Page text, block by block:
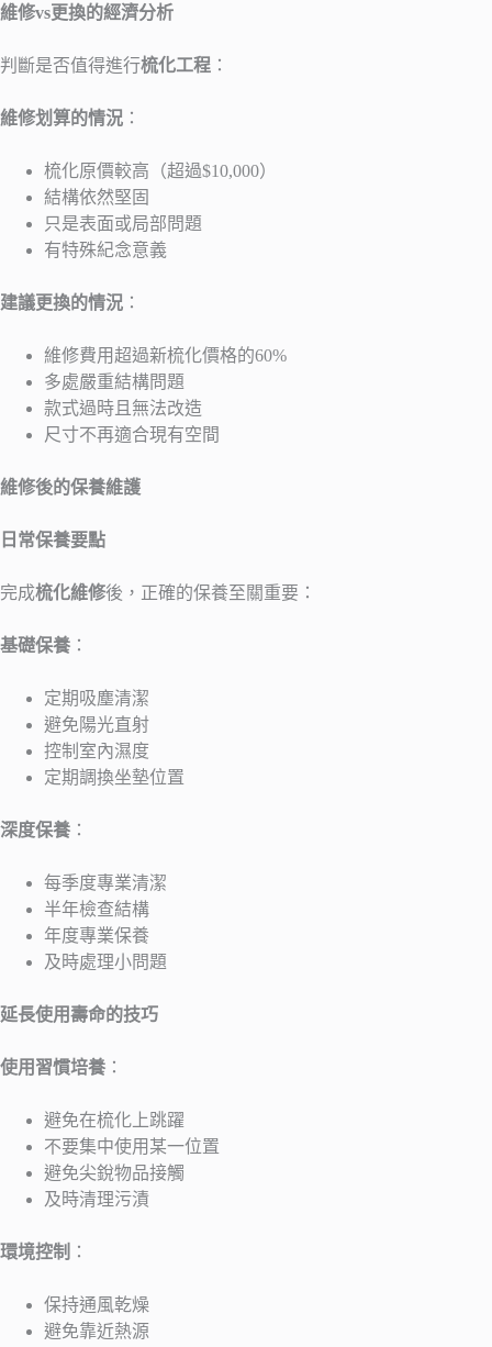
維修vs更換的經濟分析
判斷是否值得進行梳化工程 ：
維修划算的情況 ：
梳化原價較高（超過$10,000）
結構依然堅固
只是表面或局部問題
有特殊紀念意義
建議更換的情況 ：
維修費用超過新梳化價格的60%
多處嚴重結構問題
款式過時且無法改造
尺寸不再適合現有空間
維修後的保養維護
日常保養要點
完成梳化維修後，正確的保養至關重要：
基礎保養 ：
定期吸塵清潔
避免陽光直射
控制室內濕度
定期調換坐墊位置
深度保養 ：
每季度專業清潔
半年檢查結構
年度專業保養
及時處理小問題
延長使用壽命的技巧
使用習慣培養 ：
避免在梳化上跳躍
不要集中使用某一位置
避免尖銳物品接觸
及時清理污漬
環境控制 ：
保持通風乾燥
避免靠近熱源